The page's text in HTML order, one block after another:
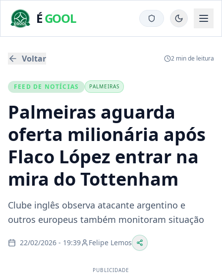
ÉGOOL
Voltar 2 min de leitura
FEED DE NOTÍCIAS PALMEIRAS
Palmeiras aguarda
oferta milionária após
Flaco López entrar na
mira do Tottenham
Clube inglês observa atacante argentino e
outros europeus também monitoram situação
22/02/2026 - 19:39 Felipe Lemos
PUBLICIDADE